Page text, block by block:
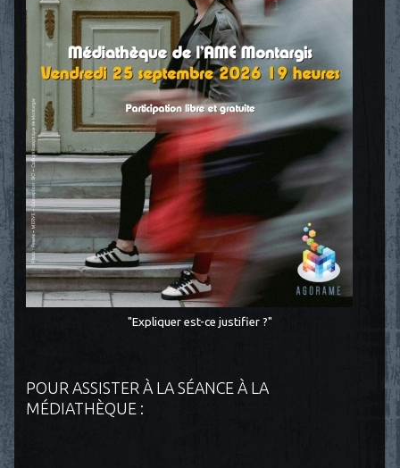
"Expliquer est-ce justifier ?"
POUR ASSISTER À LA SÉANCE À LA
MÉDIATHÈQUE :